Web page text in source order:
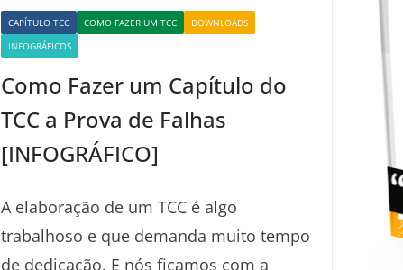
CAPÍTULO TCC COMO FAZER UM TCC
DOWNLOADS
INFOGRÁFICOS
Como Fazer um Capítulo do
TCC a Prova de Falhas
[INFOGRÁFICO]
A elaboração de um TCC é algo
trabalhoso e que demanda muito tempo
de dedicação. E nós ficamos com a